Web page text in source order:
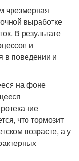
чрезмерная
выработке
В результате
и
в поведении и
на фоне
что тормозит
возрасте, а у